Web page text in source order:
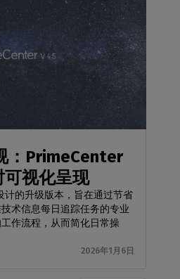
：PrimeCenter
可视化呈现
的升级版本，旨在通过节省
术信息每日追踪任务的专业
作流程，从而简化日常操
2026年1月6日